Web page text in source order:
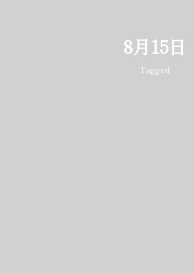
8月15日
Tagged